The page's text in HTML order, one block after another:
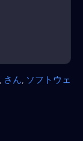
さん ソフトウェ